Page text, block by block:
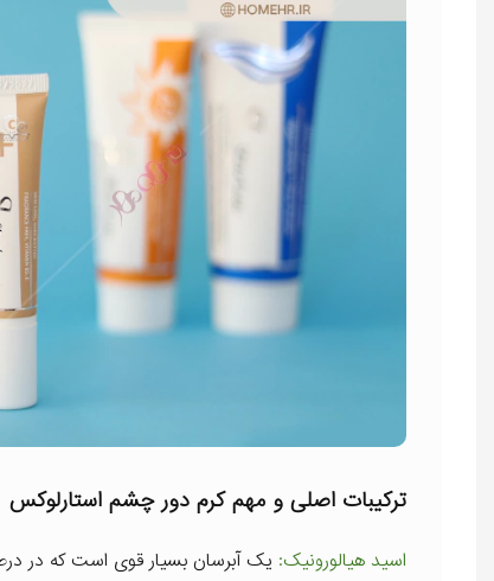
ترکیبات اصلی و مهم کرم دور چشم استارلوکس
اسید هیالورونیک: یک آبرسان بسیار قوی است که در